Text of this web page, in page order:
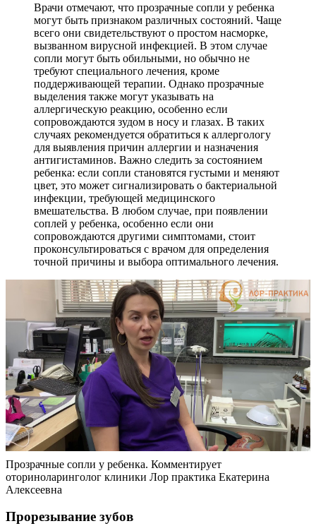
Врачи отмечают, что прозрачные сопли у ребенка
могут быть признаком различных состояний. Чаще
всего они свидетельствуют о простом насморке,
вызванном вирусной инфекцией. В этом случае
сопли могут быть обильными, но обычно не
требуют специального лечения, кроме
поддерживающей терапии. Однако прозрачные
выделения также могут указывать на
аллергическую реакцию, особенно если
сопровождаются зудом в носу и глазах. В таких
случаях рекомендуется обратиться к аллергологу
для выявления причин аллергии и назначения
антигистаминов. Важно следить за состоянием
ребенка: если сопли становятся густыми и меняют
цвет, это может сигнализировать о бактериальной
инфекции, требующей медицинского
вмешательства. В любом случае, при появлении
соплей у ребенка, особенно если они
сопровождаются другими симптомами, стоит
проконсультироваться с врачом для определения
точной причины и выбора оптимального лечения.
Прозрачные сопли у ребенка. Комментирует
оториноларинголог клиники Лор практика Екатерина
Алексеевна
Прорезывание зубов